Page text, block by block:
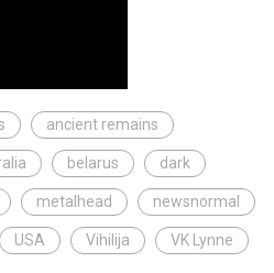
ancient remains
belarus dark
metalhead newsnormal
USA Vihilija VK Lynne